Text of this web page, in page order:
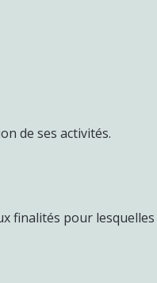
de ses activités.
finalités pour